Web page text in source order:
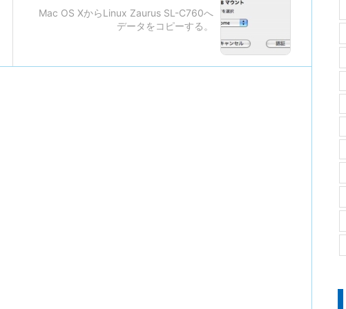
Mac OS XからLinux Zaurus SL-C760へ
データをコピーする。